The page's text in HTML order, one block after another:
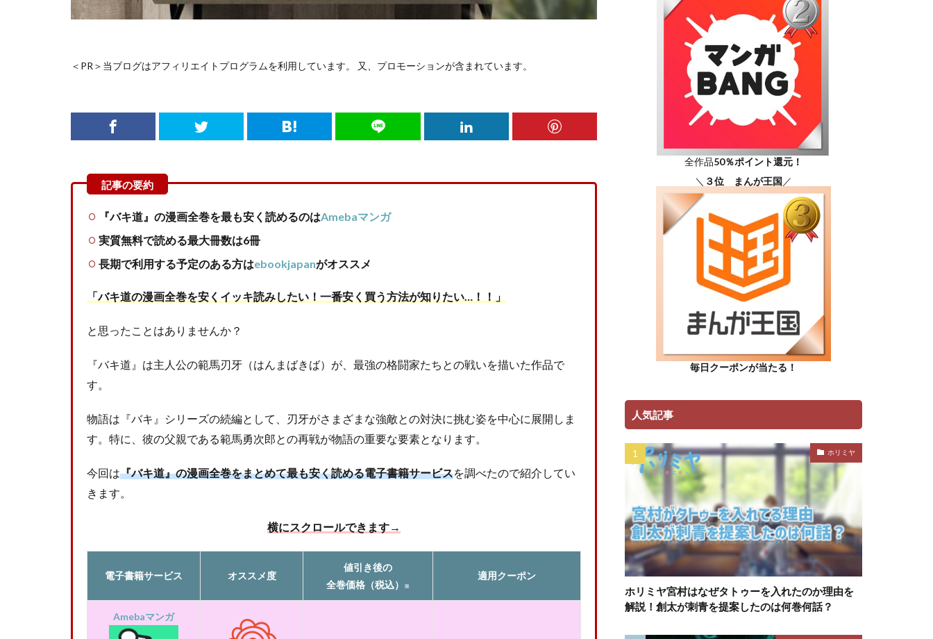
＜PR＞当ブログはアフィリエイトプログラムを利用しています。 又、プロモーションが含まれています。
『バキ道』の漫画全巻を最も安く読めるのはAmebaマンガ
実質無料で読める最大冊数は6冊
長期で利用する予定のある方はebookjapanがオススメ
「バキ道の漫画全巻を安くイッキ読みしたい！一番安く買う方法が知りたい…！！」
と思ったことはありませんか？
『バキ道』は主人公の範馬刃牙（はんまばきば）が、最強の格闘家たちとの戦いを描いた作品で
す。
物語は『バキ』シリーズの続編として、刃牙がさまざまな強敵との対決に挑む姿を中心に展開しま
す。特に、彼の父親である範馬勇次郎との再戦が物語の重要な要素となります。
今回は『バキ道』の漫画全巻をまとめて最も安く読める電子書籍サービスを調べたので紹介してい
きます。
横にスクロールできます→
電子書籍サービス オススメ度
値引き後の
全巻価格（税込）
※
適用クーポン
Amebaマンガ
全作品50％ポイント還元！
＼ ３位 まんが王国 ／
毎日クーポンが当たる！
人気記事
ホリミヤ
ホリミヤ宮村はなぜタトゥーを入れたのか理由を
解説！創太が刺青を提案したのは何巻何話？